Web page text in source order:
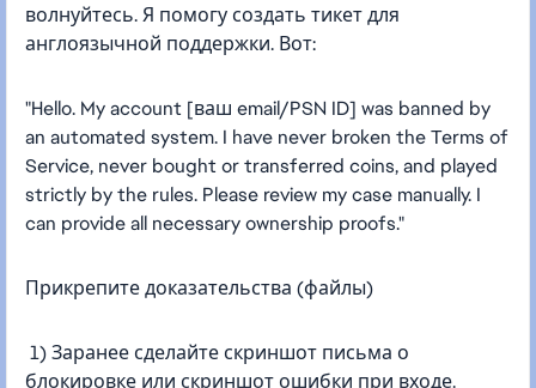
волнуйтесь. Я помогу создать тикет для
англоязычной поддержки. Вот:
"Hello. My account [ваш email/PSN ID] was banned by
an automated system. I have never broken the Terms of
Service, never bought or transferred coins, and played
strictly by the rules. Please review my case manually. I
can provide all necessary ownership proofs."
Прикрепите доказательства (файлы)
1) Заранее сделайте скриншот письма о
блокировке или скриншот ошибки при входе.